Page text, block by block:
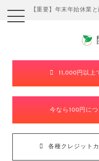
【重要】年末年始休業
11,000円以上
今なら100円につ
各種クレジット